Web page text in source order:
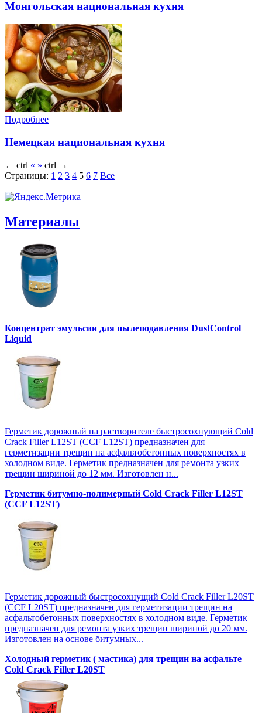
Монгольская национальная кухня
Подробнее
Немецкая национальная кухня
← ctrl « » ctrl →
Страницы: 1 2 3 4 5 6 7 Все
Материалы
Концентрат эмульсии для пылеподавления DustControl
Liquid
Герметик дорожный на растворителе быстросохнующий Cold
Crack Filler L12SТ (CCF L12SТ) предназначен для
герметизации трещин на асфальтобетонных поверхностях в
холодном виде. Герметик предназначен для ремонта узких
трещин шириной до 12 мм. Изготовлен н...
Герметик битумно-полимерный Cold Crack Filler L12SТ
(CCF L12SТ)
Герметик дорожный быстросохнущий Cold Crack Filler L20SТ
(CCF L20SТ) предназначен для герметизации трещин на
асфальтобетонных поверхностях в холодном виде. Герметик
предназначен для ремонта узких трещин шириной до 20 мм.
Изготовлен на основе битумных...
Холодный герметик ( мастика) для трещин на асфальте
Cold Crack Filler L20SТ